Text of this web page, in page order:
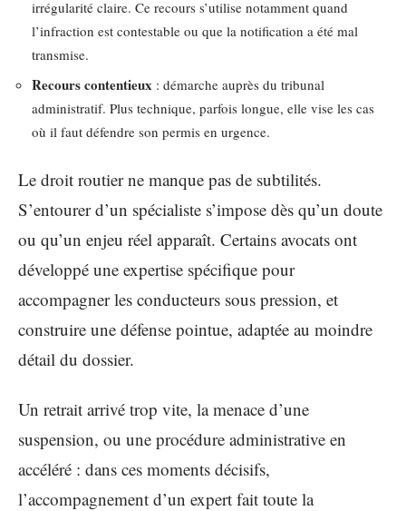
irrégularité claire. Ce recours s’utilise notamment quand
l’infraction est contestable ou que la notification a été mal
transmise.
Recours contentieux : démarche auprès du tribunal
administratif. Plus technique, parfois longue, elle vise les cas
où il faut défendre son permis en urgence.
Le droit routier ne manque pas de subtilités.
S’entourer d’un spécialiste s’impose dès qu’un doute
ou qu’un enjeu réel apparaît. Certains avocats ont
développé une expertise spécifique pour
accompagner les conducteurs sous pression, et
construire une défense pointue, adaptée au moindre
détail du dossier.
Un retrait arrivé trop vite, la menace d’une
suspension, ou une procédure administrative en
accéléré : dans ces moments décisifs,
l’accompagnement d’un expert fait toute la